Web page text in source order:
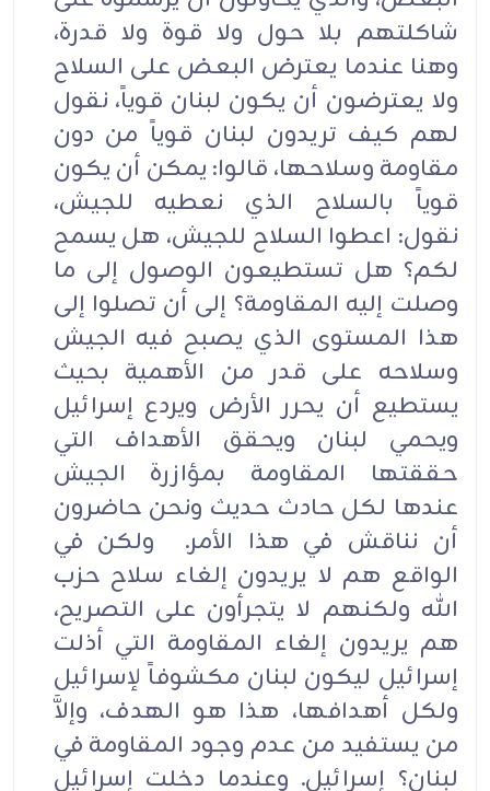
شاكلتهم بلا حول ولا قوة ولا قدرة،
وهنا عندما يعترض البعض على السلاح
ولا يعترضون أن يكون لبنان قوياً، نقول
لهم كيف تريدون لبنان قوياً من دون
مقاومة وسلاحها، قالوا: يمكن أن يكون
قوياً بالسلاح الذي نعطيه للجيش،
نقول: اعطوا السلاح للجيش، هل يسمح
لكم؟ هل تستطيعون الوصول إلى ما
وصلت إليه المقاومة؟ إلى أن تصلوا إلى
هذا المستوى الذي يصبح فيه الجيش
وسلاحه على قدر من الأهمية بحيث
يستطيع أن يحرر الأرض ويردع إسرائيل
ويحمي لبنان ويحقق الأهداف التي
حققتها المقاومة بمؤازرة الجيش
عندها لكل حادث حديث ونحن حاضرون
أن نناقش في هذا الأمر. ولكن في
الواقع هم لا يريدون إلغاء سلاح حزب
الله ولكنهم لا يتجرأون على التصريح،
هم يريدون إلغاء المقاومة التي أذلت
إسرائيل ليكون لبنان مكشوفاً لإسرائيل
ولكل أهدافها، هذا هو الهدف، وإلاَّ
من يستفيد من عدم وجود المقاومة في
لبنان؟ إسرائيل. وعندما دخلت إسرائيل